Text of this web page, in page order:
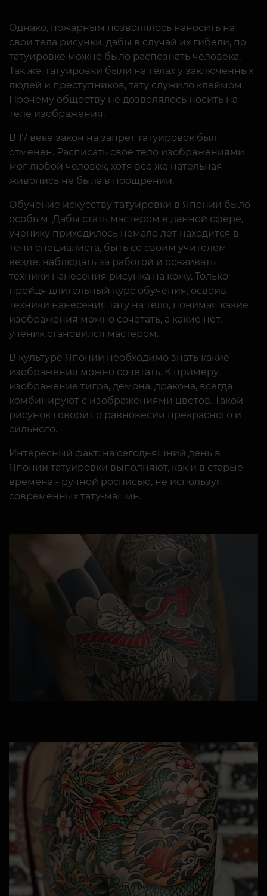
Однако, пожарным позволялось наносить на
свои тела рисунки, дабы в случай их гибели, по
татуировке можно было распознать человека.
Так же, татуировки были на телах у заключенных
людей и преступников, тату служило клеймом.
Прочему обществу не дозволялось носить на
теле изображения.
В 17 веке закон на запрет татуировок был
отменен. Расписать свое тело изображениями
мог любой человек, хотя все же нательная
живопись не была в поощрении.
Обучение искусству татуировки в Японии было
особым. Дабы стать мастером в данной сфере,
ученику приходилось немало лет находится в
тени специалиста, быть со своим учителем
везде, наблюдать за работой и осваивать
техники нанесения рисунка на кожу. Только
пройдя длительный курс обучения, освоив
техники нанесения тату на тело, понимая какие
изображения можно сочетать, а какие нет,
ученик становился мастером.
В культуре Японии необходимо знать какие
изображения можно сочетать. К примеру,
изображение тигра, демона, дракона, всегда
комбинируют с изображениями цветов. Такой
рисунок говорит о равновесии прекрасного и
сильного.
Интересный факт: на сегодняшний день в
Японии татуировки выполняют, как и в старые
времена - ручной росписью, не используя
современных тату-машин.